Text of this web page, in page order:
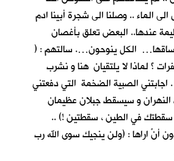
الماء .. وصلنا الى شجرة أبينا ادم
عندها.. البعض تعلق بأغصان
الكل ينوحون…. سالتهم : (
؟ لماذا لا يلتقيان هنا و نشرب
اجابتني الصبية الضخمة التي دفعتني
و سيسقط جبلان عظيمان
في الطين ، سقطتين !) ..
أنْ اراها : (ولن ينجيك سوى الله رب